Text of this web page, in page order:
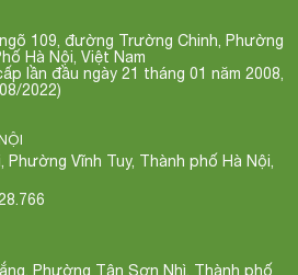
109, đường Trường Chinh, Phường
Hà Nội, Việt Nam
lần đầu ngày 21 tháng 01 năm 2008,
2022)
Phường Vĩnh Tuy, Thành phố Hà Nội,
Phường Tân Sơn Nhì, Thành phố